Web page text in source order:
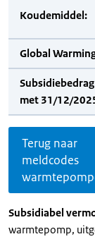
Koudemiddel:
Global
met 31/12/
Terug naar
meldcodes
Subsidiabel
warmtepomp,